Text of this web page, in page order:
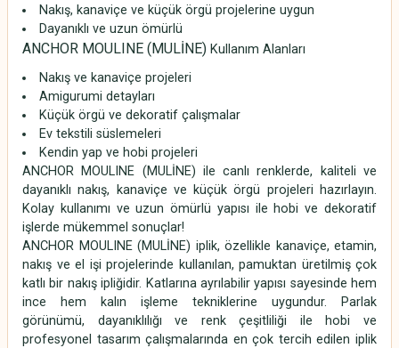
Nakış, kanaviçe ve küçük örgü projelerine uygun
Dayanıklı ve uzun ömürlü
ANCHOR MOULINE (MULİNE) Kullanım Alanları
Nakış ve kanaviçe projeleri
Amigurumi detayları
Küçük örgü ve dekoratif çalışmalar
Ev tekstili süslemeleri
Kendin yap ve hobi projeleri
ANCHOR MOULINE (MULİNE) ile canlı renklerde, kaliteli ve
dayanıklı nakış, kanaviçe ve küçük örgü projeleri hazırlayın.
Kolay kullanımı ve uzun ömürlü yapısı ile hobi ve dekoratif
işlerde mükemmel sonuçlar!
ANCHOR MOULINE (MULİNE) iplik, özellikle kanaviçe, etamin,
nakış ve el işi projelerinde kullanılan, pamuktan üretilmiş çok
katlı bir nakış ipliğidir. Katlarına ayrılabilir yapısı sayesinde hem
ince hem kalın işleme tekniklerine uygundur. Parlak
görünümü, dayanıklılığı ve renk çeşitliliği ile hobi ve
profesyonel tasarım çalışmalarında en çok tercih edilen iplik